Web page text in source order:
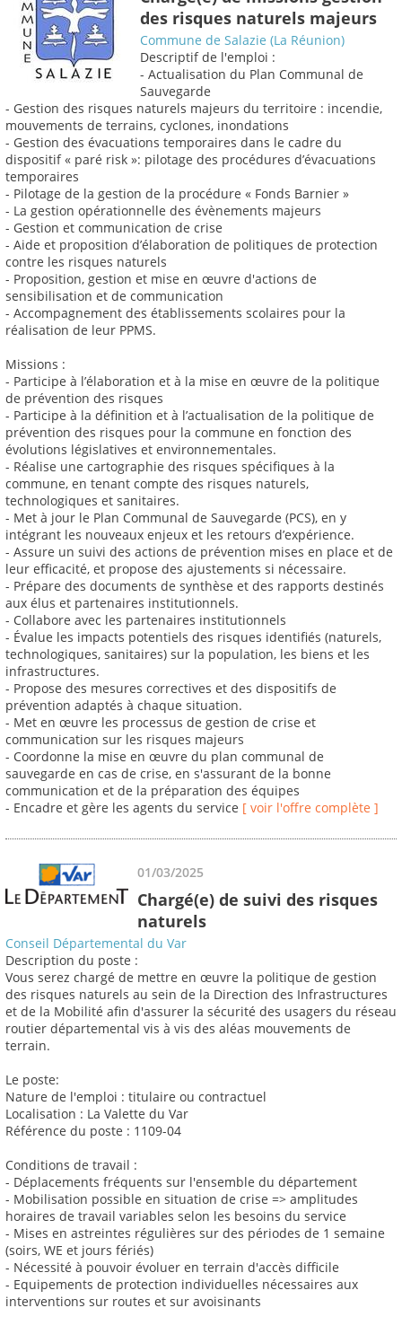
des risques naturels majeurs
Commune de Salazie (La Réunion)
Descriptif de l'emploi :
- Actualisation du Plan Communal de
Sauvegarde
- Gestion des risques naturels majeurs du territoire : incendie,
mouvements de terrains, cyclones, inondations
- Gestion des évacuations temporaires dans le cadre du
dispositif « paré risk »: pilotage des procédures d’évacuations
temporaires
- Pilotage de la gestion de la procédure « Fonds Barnier »
- La gestion opérationnelle des évènements majeurs
- Gestion et communication de crise
- Aide et proposition d’élaboration de politiques de protection
contre les risques naturels
- Proposition, gestion et mise en œuvre d'actions de
sensibilisation et de communication
- Accompagnement des établissements scolaires pour la
réalisation de leur PPMS.
Missions :
- Participe à l’élaboration et à la mise en œuvre de la politique
de prévention des risques
- Participe à la définition et à l’actualisation de la politique de
prévention des risques pour la commune en fonction des
évolutions législatives et environnementales.
- Réalise une cartographie des risques spécifiques à la
commune, en tenant compte des risques naturels,
technologiques et sanitaires.
- Met à jour le Plan Communal de Sauvegarde (PCS), en y
intégrant les nouveaux enjeux et les retours d’expérience.
- Assure un suivi des actions de prévention mises en place et de
leur efficacité, et propose des ajustements si nécessaire.
- Prépare des documents de synthèse et des rapports destinés
aux élus et partenaires institutionnels.
- Collabore avec les partenaires institutionnels
- Évalue les impacts potentiels des risques identifiés (naturels,
technologiques, sanitaires) sur la population, les biens et les
infrastructures.
- Propose des mesures correctives et des dispositifs de
prévention adaptés à chaque situation.
- Met en œuvre les processus de gestion de crise et
communication sur les risques majeurs
- Coordonne la mise en œuvre du plan communal de
sauvegarde en cas de crise, en s'assurant de la bonne
communication et de la préparation des équipes
- Encadre et gère les agents du service [ voir l'offre complète ]
01/03/2025
Chargé(e) de suivi des risques
naturels
Conseil Départemental du Var
Description du poste :
Vous serez chargé de mettre en œuvre la politique de gestion
des risques naturels au sein de la Direction des Infrastructures
et de la Mobilité afin d'assurer la sécurité des usagers du réseau
routier départemental vis à vis des aléas mouvements de
terrain.
Le poste:
Nature de l'emploi : titulaire ou contractuel
Localisation : La Valette du Var
Référence du poste : 1109-04
Conditions de travail :
- Déplacements fréquents sur l'ensemble du département
- Mobilisation possible en situation de crise => amplitudes
horaires de travail variables selon les besoins du service
- Mises en astreintes régulières sur des périodes de 1 semaine
(soirs, WE et jours fériés)
- Nécessité à pouvoir évoluer en terrain d'accès difficile
- Equipements de protection individuelles nécessaires aux
interventions sur routes et sur avoisinants